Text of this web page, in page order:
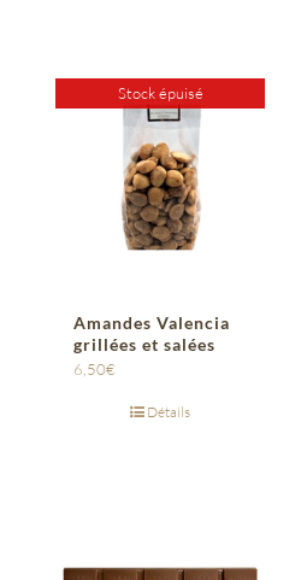
Stock épuisé
Amandes Valencia
grillées et salées
6,50€
Détails